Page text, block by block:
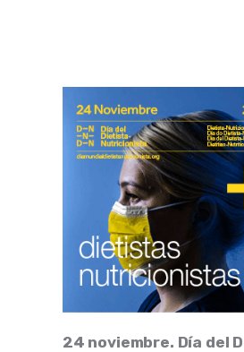
24 noviembre. Día del